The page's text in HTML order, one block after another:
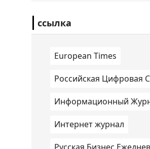
ссылка
European Times
Российская Цифровая
Информационный
Интернет журнал